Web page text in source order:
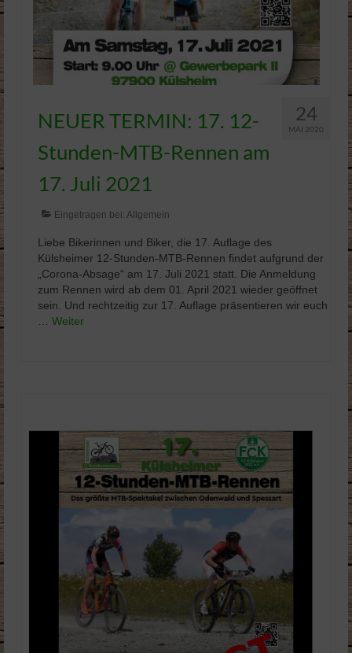
24
MAI 2020
NEUER TERMIN: 17. 12-
Stunden-MTB-Rennen am
17. Juli 2021
Eingetragen bei: Allgemein
Liebe Bikerinnen und Biker, die 17. Auflage des
Külsheimer 12-Stunden-MTB-Rennen findet aufgrund der
„Corona-Absage“ am 17. Juli 2021 statt. Die Anmeldung
zum Rennen wird ab dem 01. April 2021 wieder geöffnet
sein. Und rechtzeitig zur 17. Auflage präsentieren wir euch
Weiter